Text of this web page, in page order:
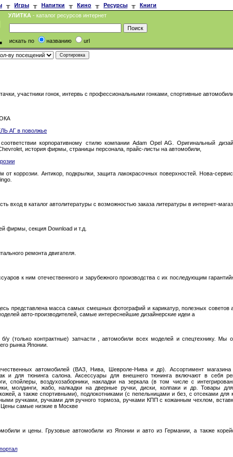
╥ Игры ╥ Напитки ╥ Кино ╥ Ресурсы ╥
Книги
УЛИТКА - каталог ресурсов интернет
искать по названию url
участники гонок, интервь с профессиональными гонками, спортивные
АГ в поволжье
корпоративному стилю компании Adam Opel AG. Оригинальный
история фирмы, страницы персонала, прайс-листы на автомобили,
коррозии. Антикор, подкрылки, защита лакокрасочных поверхностей. Нова-сервис
вход в каталог автолитературы с возможностью заказа литературы в интернет-
фирмы, секция Download и т.д.
ремонта двигателя.
к ним отечественного и зарубежного производства с их последующим
представлена масса самых смешных фотографий и карикатур, полезных советов
авто-производителей, самые интереснейшие дизайнерские идеи а
(только контрактные) запчасти , автомобили всех моделей и спецтехнику. Мы
рынка Японии.
автомобилей (ВАЗ, Нива, Шевроле-Нива и др). Ассортимент магазина
и для тюнинга салона. Аксессуары для внешнего тюнинга включают в себя
спойлеры, воздухозаборники, накладки на зеркала (в том числе с
молдинги, жабо, налкадки на дверные ручки, диски, колпаки и др. Товары
а также спортивными), подлокотниками (с пепельницами и без, с отсеками для
ручками, ручками для ручного тормоза, ручками КПП с кожанным чехлом,
Цены самые низкие в Москве
и цены. Грузовые автомобили из Японии и авто из Германии, а также